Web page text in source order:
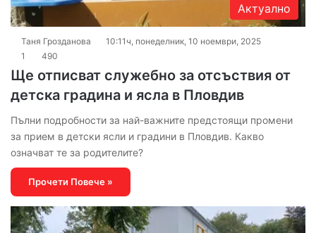
Актуално
Таня Грозданова
10:11ч, понеделник, 10 ноември, 2025
1
490
Ще отписват служебно за отсъствия от
детска градина и ясла в Пловдив
Пълни подробности за най-важните предстоящи промени
за прием в детски ясли и градини в Пловдив. Какво
означват те за родителите?
Прочети Повече »